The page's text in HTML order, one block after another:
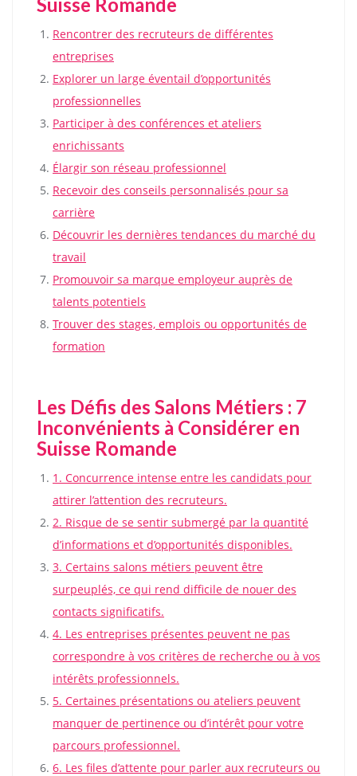
Rencontrer des recruteurs de différentes
entreprises
Explorer un large éventail d’opportunités
professionnelles
Participer à des conférences et ateliers
enrichissants
Élargir son réseau professionnel
Recevoir des conseils personnalisés pour sa
carrière
Découvrir les dernières tendances du marché du
travail
Promouvoir sa marque employeur auprès de
talents potentiels
Trouver des stages, emplois ou opportunités de
formation
Les Défis des Salons Métiers : 7
Inconvénients à Considérer en
Suisse Romande
1. Concurrence intense entre les candidats pour
attirer l’attention des recruteurs.
2. Risque de se sentir submergé par la quantité
d’informations et d’opportunités disponibles.
3. Certains salons métiers peuvent être
surpeuplés, ce qui rend difficile de nouer des
contacts significatifs.
4. Les entreprises présentes peuvent ne pas
correspondre à vos critères de recherche ou à vos
intérêts professionnels.
5. Certaines présentations ou ateliers peuvent
manquer de pertinence ou d’intérêt pour votre
parcours professionnel.
6. Les files d’attente pour parler aux recruteurs ou